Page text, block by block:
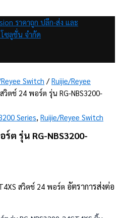
Switch /Ruijie/Reyee
วิตช์ 24 พอร์ต รุ่น RG-NBS3200-
Series, Ruijie/Reyee Switch
ต รุ่น RG-NBS3200-
สวิตช์ 24 พอร์ต อัตราการส่งต่อ